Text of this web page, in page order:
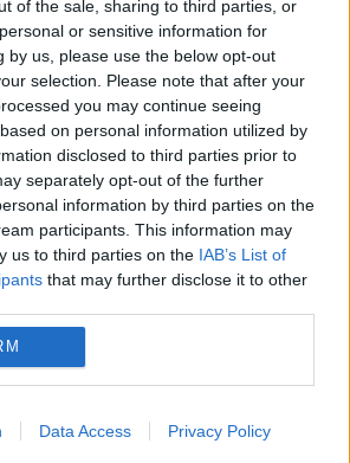
of the sale, sharing to third parties, or
or sensitive information for
by us, please use the below opt-out
selection. Please note that after your
you may continue seeing
on personal information utilized by
disclosed to third parties prior to
separately opt-out of the further
information by third parties on the
participants. This information may
us to third parties on the IAB’s List of
that may further disclose it to other
Data Access Privacy Policy
της ΔΣΟ, Γιάννη Σαρακιώτη από
Πανίκο Λεωνίδου από την Κύπρο,
δύο ομιλητές, καθώς και τον
Mucci, ο οποίος συνέγραψε το
περίλαμπρο ναό της πόλης που
στην Σοφία του Θεού.
ότι πριν από την
της ΔΣΟ είχε την
τον ιστορικό ναό της
Μπενεβέντο, που έχει
8ο αιώνα,
μνημεία στον επίσημο
Ιταλία».